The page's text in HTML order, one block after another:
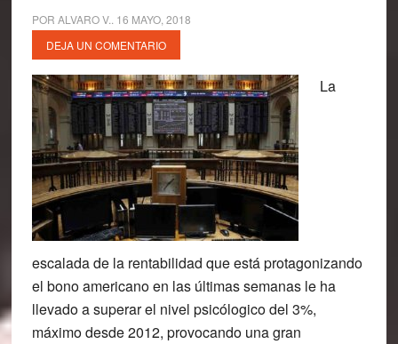
POR ALVARO V. 16 MAYO, 2018
DEJA UN COMENTARIO
La
escalada de la rentabilidad que está protagonizando
el bono americano en las últimas semanas le ha
llevado a superar el nivel psicólogico del 3%,
máximo desde 2012, provocando una gran